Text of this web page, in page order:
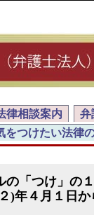
律相談案内 弁
をつけたい法律
の「つけ」の
)年４月１日か